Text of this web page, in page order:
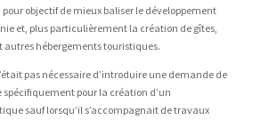
pour objectif de mieux baliser le développement
et, plus particulièrement la création de gîtes,
autres hébergements touristiques.
pas nécessaire d’introduire une demande de
spécifiquement pour la création d’un
sauf lorsqu’il s’accompagnait de travaux